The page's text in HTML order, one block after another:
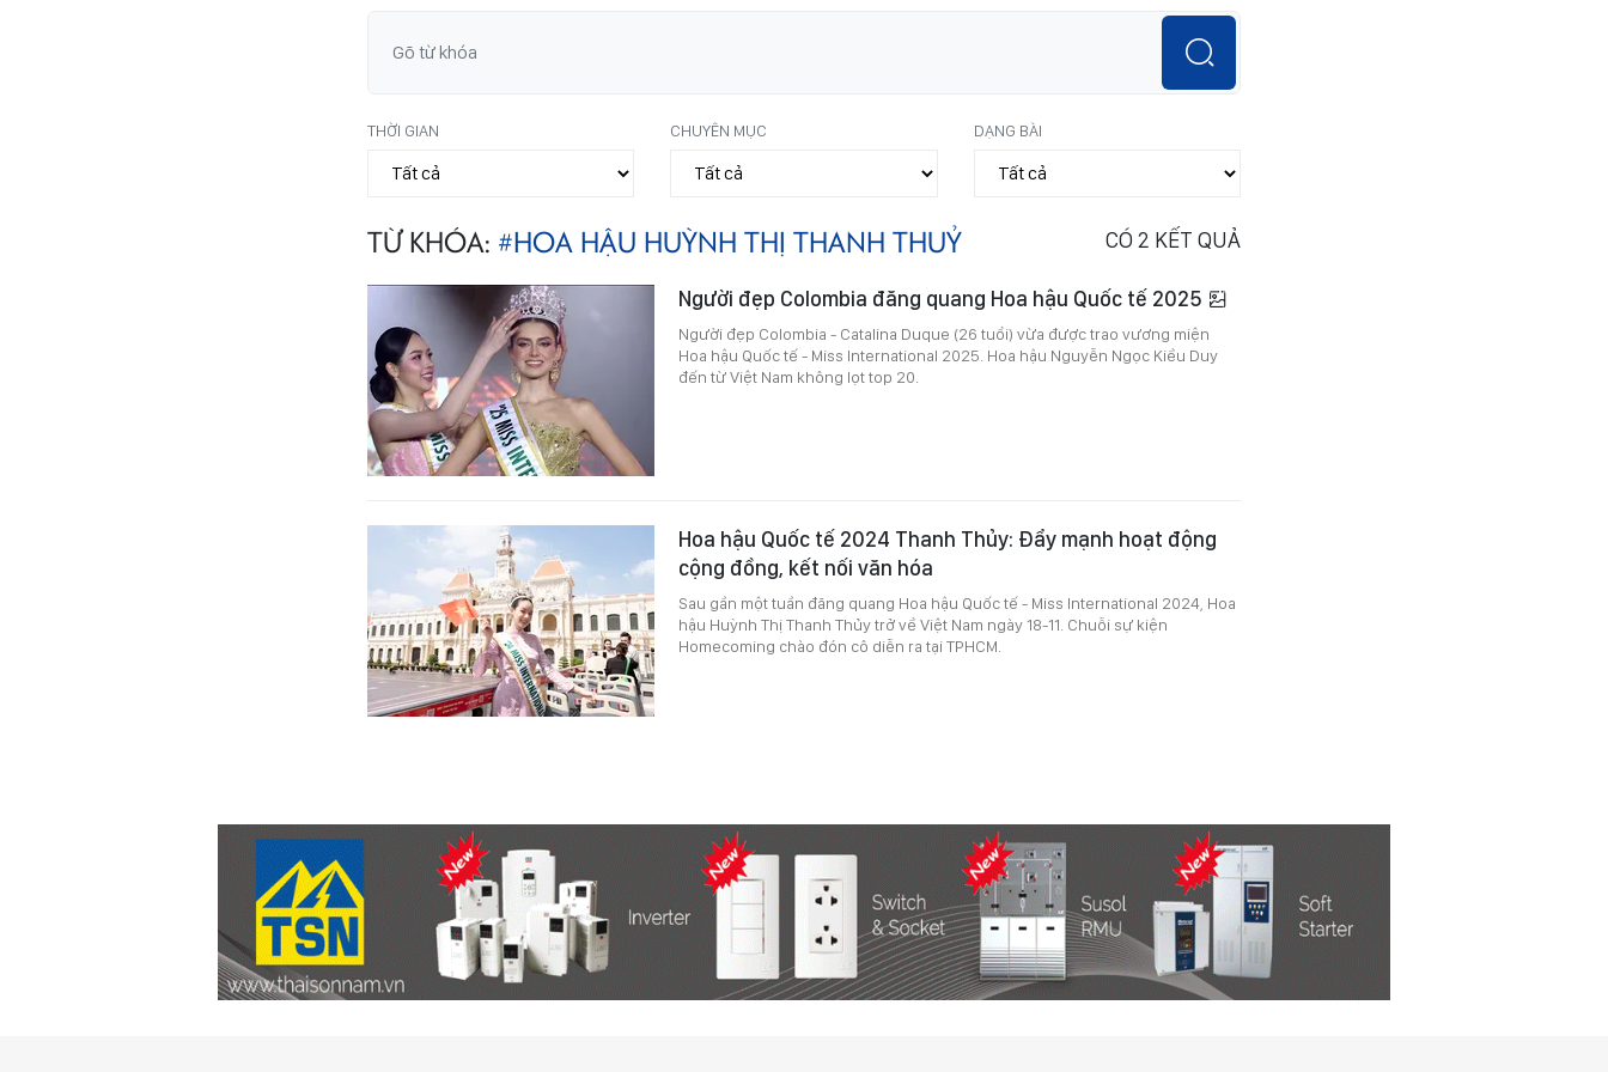
THỜI GIAN CHUYÊN MỤC DẠNG BÀI
TỪ KHÓA: #HOA HẬU HUỲNH THỊ THANH THUỶ CÓ 2 KẾT QUẢ
Người đẹp Colombia đăng quang Hoa hậu Quốc tế 2025
Người đẹp Colombia - Catalina Duque (26 tuổi) vừa được trao vương miện
Hoa hậu Quốc tế - Miss International 2025. Hoa hậu Nguyễn Ngọc Kiều Duy
đến từ Việt Nam không lọt top 20.
Hoa hậu Quốc tế 2024 Thanh Thủy: Đẩy mạnh hoạt động
cộng đồng, kết nối văn hóa
Sau gần một tuần đăng quang Hoa hậu Quốc tế - Miss International 2024, Hoa
hậu Huỳnh Thị Thanh Thủy trở về Việt Nam ngày 18-11. Chuỗi sự kiện
Homecoming chào đón cô diễn ra tại TPHCM.